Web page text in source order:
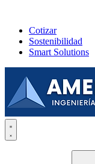
Cotizar
Sostenibilidad
Smart Solutions